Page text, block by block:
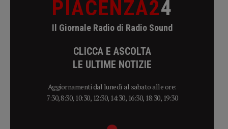
PIACENZA24
Il Giornale Radio di Radio Sound
CLICCA E ASCOLTA
LE ULTIME NOTIZIE
Aggiornamenti dal lunedì al sabato alle ore:
7:30, 8:30, 10:30, 12:30, 14:30, 16:30, 18:30, 19:30